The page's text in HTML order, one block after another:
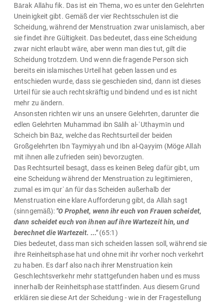
Bārak Allāhu fik. Das ist ein Thema, wo es unter den Gelehrten
Uneinigkeit gibt. Gemäß der vier Rechtsschulen ist die
Scheidung, während der Menstruation zwar unislamisch, aber
sie findet ihre Gültigkeit. Das bedeutet, dass eine Scheidung
zwar nicht erlaubt wäre, aber wenn man dies tut, gilt die
Scheidung trotzdem. Und wenn die fragende Person sich
bereits ein islamisches Urteil hat geben lassen und es
entschieden wurde, dass sie geschieden sind, dann ist dieses
Urteil für sie auch rechtskräftig und bindend und es ist nicht
mehr zu ändern.
Ansonsten richten wir uns an unsere Gelehrten, darunter die
edlen Gelehrten Muhammad ibn Sālih al-ʿUthaymīn und
Scheich bin Bāz, welche das Rechtsurteil der beiden
Großgelehrten Ibn Taymiyyah und Ibn al-Qayyim (Möge Allāh
mit ihnen alle zufrieden sein) bevorzugten.
Das Rechtsurteil besagt, dass es keinen Beleg dafür gibt, um
eine Scheidung während der Menstruation zu legitimieren,
zumal es im qurʿān für das Scheiden außerhalb der
Menstruation eine klare Aufforderung gibt, da Allāh sagt
(sinngemäß): "O Prophet, wenn ihr euch von Frauen scheidet,
dann scheidet euch von ihnen auf ihre Wartezeit hin, und
berechnet die Wartezeit. ..."(65:1)
Dies bedeutet, dass man sich scheiden lassen soll, während sie
ihre Reinheitsphase hat und ohne mit ihr vorher noch verkehrt
zu haben. Es darf also nach ihrer Menstruation kein
Geschlechtsverkehr mehr stattgefunden haben und es muss
innerhalb der Reinheitsphase stattfinden. Aus diesem Grund
erklären sie diese Art der Scheidung - wie in der Fragestellung